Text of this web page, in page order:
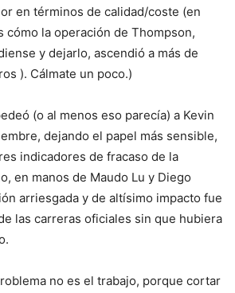
en términos de calidad/coste (en
cómo la operación de Thompson,
y dejarlo, ascendió a más de
). Cálmate un poco.)
(o al menos eso parecía) a Kevin
dejando el papel más sensible,
indicadores de fracaso de la
en manos de Maudo Lu y Diego
arriesgada y de altísimo impacto fue
las carreras oficiales sin que hubiera
no es el trabajo, porque cortar